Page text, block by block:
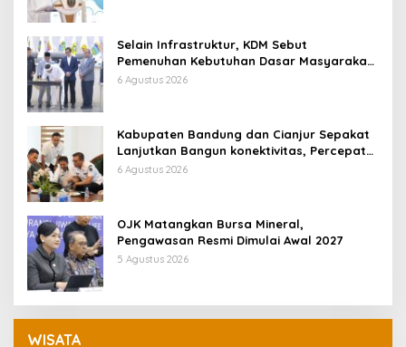
Selain Infrastruktur, KDM Sebut
Pemenuhan Kebutuhan Dasar Masyarakat
Jadi Fokus APBD Jabar 2027
6 Agustus 2026
Kabupaten Bandung dan Cianjur Sepakat
Lanjutkan Bangun konektivitas, Percepat
Pertumbuhan Ekonomi Daerah
6 Agustus 2026
OJK Matangkan Bursa Mineral,
Pengawasan Resmi Dimulai Awal 2027
5 Agustus 2026
WISATA